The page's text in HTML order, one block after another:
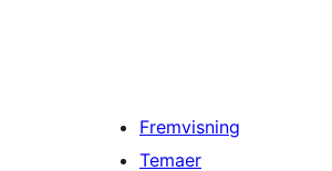
Fremvisning
Temaer